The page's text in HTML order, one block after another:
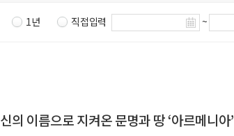
1년 직접입력 ~
신의 이름으로 지켜온 문명과 땅 ‘아르메니아’